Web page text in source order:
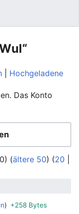
Hochgeladene
Das Konto
) (ältere 50) (20
+258 Bytes